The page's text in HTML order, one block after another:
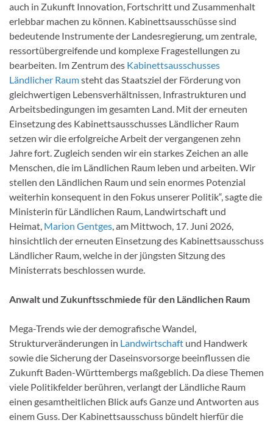
auch in Zukunft Innovation, Fortschritt und Zusammenhalt
erlebbar machen zu können. Kabinettsausschüsse sind
bedeutende Instrumente der Landesregierung, um zentrale,
ressortübergreifende und komplexe Fragestellungen zu
bearbeiten. Im Zentrum des Kabinettsausschusses
Ländlicher Raumsteht das Staatsziel der Förderung von
gleichwertigen Lebensverhältnissen, Infrastrukturen und
Arbeitsbedingungen im gesamten Land. Mit der erneuten
Einsetzung des Kabinettsausschusses Ländlicher Raum
setzen wir die erfolgreiche Arbeit der vergangenen zehn
Jahre fort. Zugleich senden wir ein starkes Zeichen an alle
Menschen, die im Ländlichen Raum leben und arbeiten. Wir
stellen den Ländlichen Raum und sein enormes Potenzial
weiterhin konsequent in den Fokus unserer Politik“, sagte die
Ministerin für Ländlichen Raum, Landwirtschaft und
Heimat, Marion Gentges, am Mittwoch, 17. Juni 2026,
hinsichtlich der erneuten Einsetzung des Kabinettsausschuss
Ländlicher Raum, welche in der jüngsten Sitzung des
Ministerrats beschlossen wurde.
Anwalt und Zukunftsschmiede für den Ländlichen Raum
Mega-Trends wie der demografische Wandel,
Strukturveränderungen in Landwirtschaft und Handwerk
sowie die Sicherung der Daseinsvorsorge beeinflussen die
Zukunft Baden-Württembergs maßgeblich. Da diese Themen
viele Politikfelder berühren, verlangt der Ländliche Raum
einen gesamtheitlichen Blick aufs Ganze und Antworten aus
einem Guss. Der Kabinettsausschuss bündelt hierfür die